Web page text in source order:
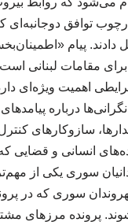
توافق
پیام
مقامات لبنانی
شرایطی اهمیت ویژه‌ای
درباره
سازوکارهای
انسانی و قضایی
سوری یکی از
سوری که در
پرونده مرزهای